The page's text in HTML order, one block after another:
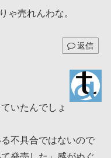
ゃ売れんわな。
返信
いたんでしょ
不具合ではないので